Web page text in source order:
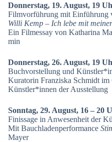
Donnerstag, 19. August, 19
Filmvorführung mit Einführung
Willi Kemp – Ich lebe mit
Ein Filmessay von Katharina
min
Donnerstag, 26. August, 19
Buchvorstellung und
Kuratorin Franziska Schmidt im
Künstler*innen der Ausstellung
Sonntag, 29. August, 16 – 20
Finissage in Anwesenheit der
Mit Bauchladenperformance
Mayer